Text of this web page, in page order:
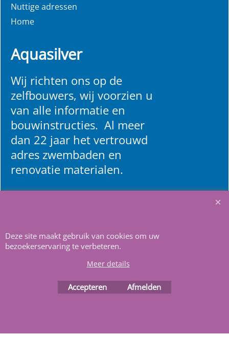
Nuttige adressen
Home
Aquasilver
Wij richten ons op de
zelfbouwers, wij voorzien u
van alle informatie en
bouwinstructies. Al meer
dan 22 jaar het vertrouwd
adres zwembaden en
renovatie materialen.
Webwinkel gemaakt met
ShopFactory webwinkel
Deze site maakt gebruik van cookies om uw
bezoekerservaring te verbeteren.
Meer details
Accepteren Afmelden